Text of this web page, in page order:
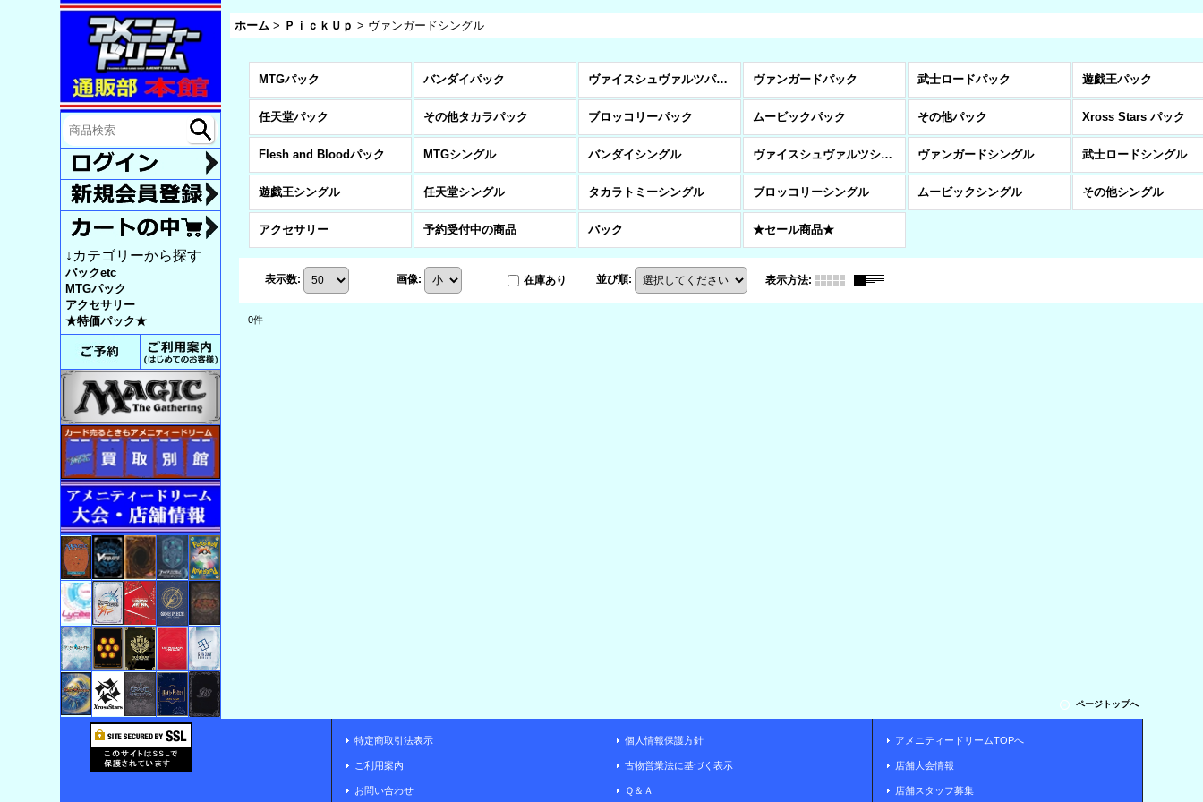
ホーム > ＰｉｃｋＵｐ > ヴァンガードシングル
↓カテゴリーから探す
パックetc
MTGパック
アクセサリー
★特価パック★
MTGパック バンダイパック ヴァイスシュヴァルツパック ヴァンガードパック 武士ロードパック 遊戯王パック
任天堂パック その他タカラパック ブロッコリーパック ムービックパック その他パック Xross Stars パック
Flesh and Bloodパック MTGシングル バンダイシングル ヴァイスシュヴァルツシングル ヴァンガードシングル 武士ロードシングル
遊戯王シングル 任天堂シングル タカラトミーシングル ブロッコリーシングル ムービックシングル その他シングル
アクセサリー 予約受付中の商品 パック ★セール商品★
表示数: 画像: 在庫あり 並び順: 表示方法:
0件
ページトップへ
特定商取引法表示
ご利用案内
お問い合わせ
個人情報保護方針
古物営業法に基づく表示
Ｑ＆Ａ
アメニティードリームTOPへ
店舗大会情報
店舗スタッフ募集